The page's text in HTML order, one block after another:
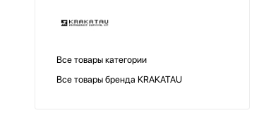
Все товары категории
Все товары бренда KRAKATAU